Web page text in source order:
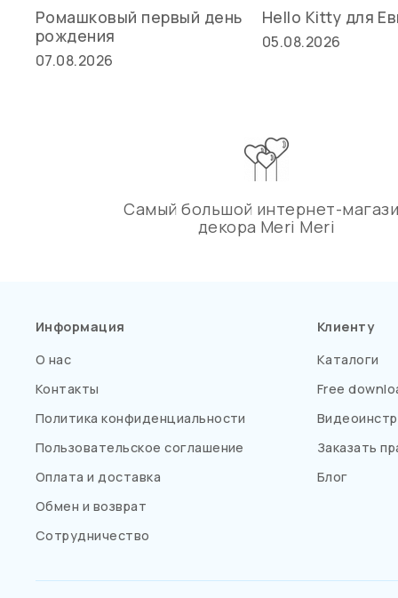
Ромашковый первый день
рождения
07.08.2026
Hello Kitty для
05.08.2026
Самый большой интернет-
декора Meri Meri
Информация
О нас
Контакты
Политика конфиденциальности
Пользовательское соглашение
Оплата и доставка
Обмен и возврат
Сотрудничество
Клиенту
Каталоги
Free
Заказать
Блог